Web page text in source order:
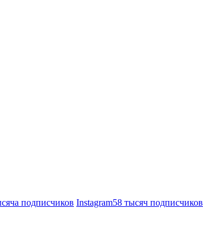
подписчиков Instagram58 тысяч подписчиков